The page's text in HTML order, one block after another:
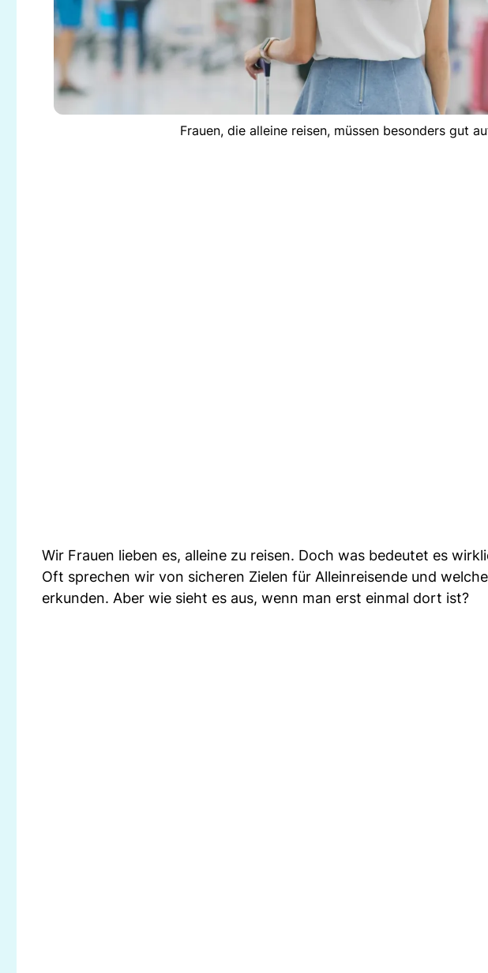
Frauen, die alleine reisen, müssen besonders gut
Wir Frauen lieben es, alleine zu reisen. Doch was bedeutet es
Oft sprechen wir von sicheren Zielen für Alleinreisende und
erkunden. Aber wie sieht es aus, wenn man erst einmal dort ist?